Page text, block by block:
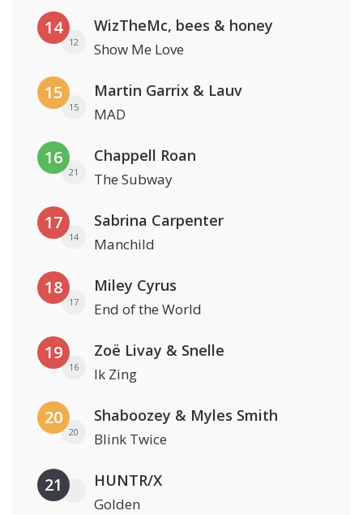
14
12
WizTheMc, bees & honey
Show Me Love
15
15
Martin Garrix & Lauv
MAD
16
21
Chappell Roan
The Subway
17
14
Sabrina Carpenter
Manchild
18
17
Miley Cyrus
End of the World
19
16
Zoë Livay & Snelle
Ik Zing
20
20
Shaboozey & Myles Smith
Blink Twice
21 HUNTR/X
Golden